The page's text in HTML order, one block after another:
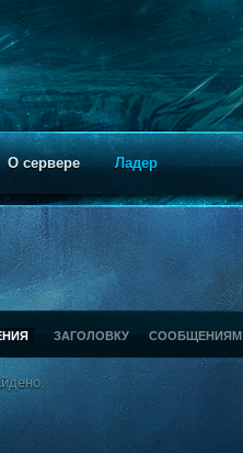
О сервере Ладер
ЗАГОЛОВКУ СООБЩЕНИЯМ